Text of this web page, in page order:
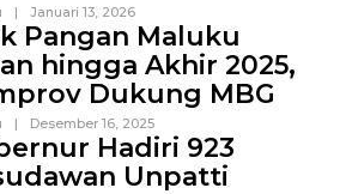
| Januari 13, 2026
Pangan Maluku
hingga Akhir 2025,
Dukung MBG
| Desember 16, 2025
Hadiri 923
Unpatti